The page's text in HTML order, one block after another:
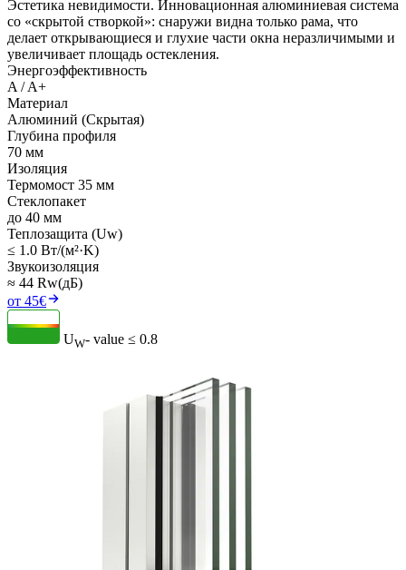
Эстетика невидимости. Инновационная алюминиевая система
со «скрытой створкой»: снаружи видна только рама, что
делает открывающиеся и глухие части окна неразличимыми и
увеличивает площадь остекления.
Энергоэффективность
A / A+
Материал
Алюминий (Скрытая)
Глубина профиля
70 мм
Изоляция
Термомост 35 мм
Стеклопакет
до 40 мм
Теплозащита (Uw)
≤ 1.0 Вт/(м²·K)
Звукоизоляция
≈ 44 Rw(дБ)
от 45€
UW- value ≤ 0.8